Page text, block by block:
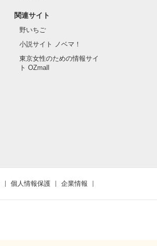
関連サイト
野いちご
小説サイト ノベマ！
東京女性のための情報サイ
ト OZmall
個人情報保護 企業情報